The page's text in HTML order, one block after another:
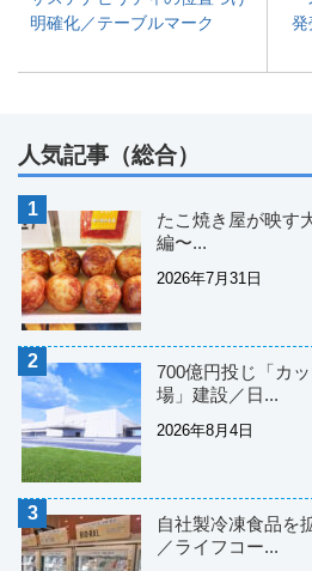
明確化／テーブルマーク
発
人気記事（総合）
たこ焼き屋が映
編〜...
2026年7月31日
700億円投じ「カ
場」建設／日...
2026年8月4日
自社製冷凍食品
／ライフコー...